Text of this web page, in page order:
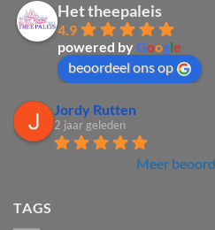
Het theepaleis
4.9
powered byGoogle
beoordeel ons op
Jordy Rutten
2 jaar geleden
Meer
TAGS